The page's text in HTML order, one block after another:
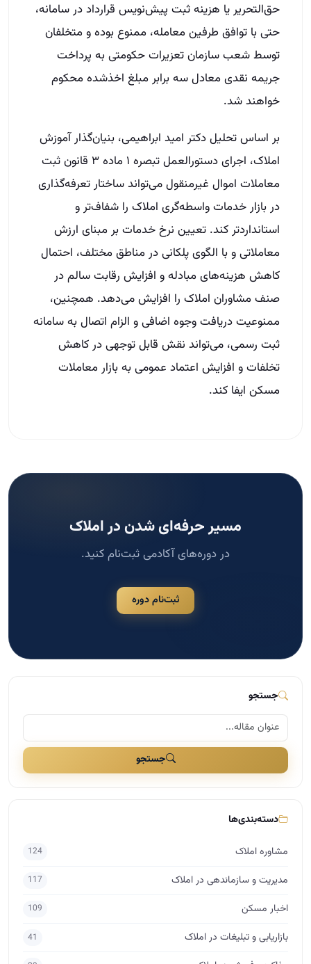
حق‌التحریر یا هزینه ثبت پیش‌نویس قرارداد در سامانه،
حتی با توافق طرفین معامله، ممنوع بوده و متخلفان
توسط شعب سازمان تعزیرات حکومتی به پرداخت
جریمه نقدی معادل سه برابر مبلغ اخذشده محکوم
خواهند شد.
بر اساس تحلیل دکتر امید ابراهیمی، بنیان‌گذار آموزش
املاک، اجرای دستورالعمل تبصره ۱ ماده ۳ قانون ثبت
معاملات اموال غیرمنقول می‌تواند ساختار تعرفه‌گذاری
در بازار خدمات واسطه‌گری املاک را شفاف‌تر و
استانداردتر ‌کند. تعیین نرخ خدمات بر مبنای ارزش
معاملاتی و با الگوی پلکانی در مناطق مختلف، احتمال
کاهش هزینه‌های مبادله و افزایش رقابت سالم در
صنف مشاوران املاک را افزایش می‌دهد. همچنین،
ممنوعیت دریافت وجوه اضافی و الزام اتصال به سامانه
ثبت رسمی، می‌تواند نقش قابل توجهی در کاهش
تخلفات و افزایش اعتماد عمومی به بازار معاملات
مسکن ایفا کند.
مسیر حرفه‌ای شدن در املاک
در دوره‌های آکادمی ثبت‌نام کنید.
ثبت‌نام دوره
جستجو
جستجو
دسته‌بندی‌ها
مشاوره املاک 124
مدیریت و سازماندهی در املاک 117
اخبار مسکن 109
بازاریابی و تبلیغات در املاک 41